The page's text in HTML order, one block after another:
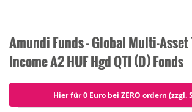
Amundi Funds - Global Multi-Asset
Income A2 HUF Hgd QTI (D) Fonds
Hier für 0 Euro bei ZERO ordern (zzgl.